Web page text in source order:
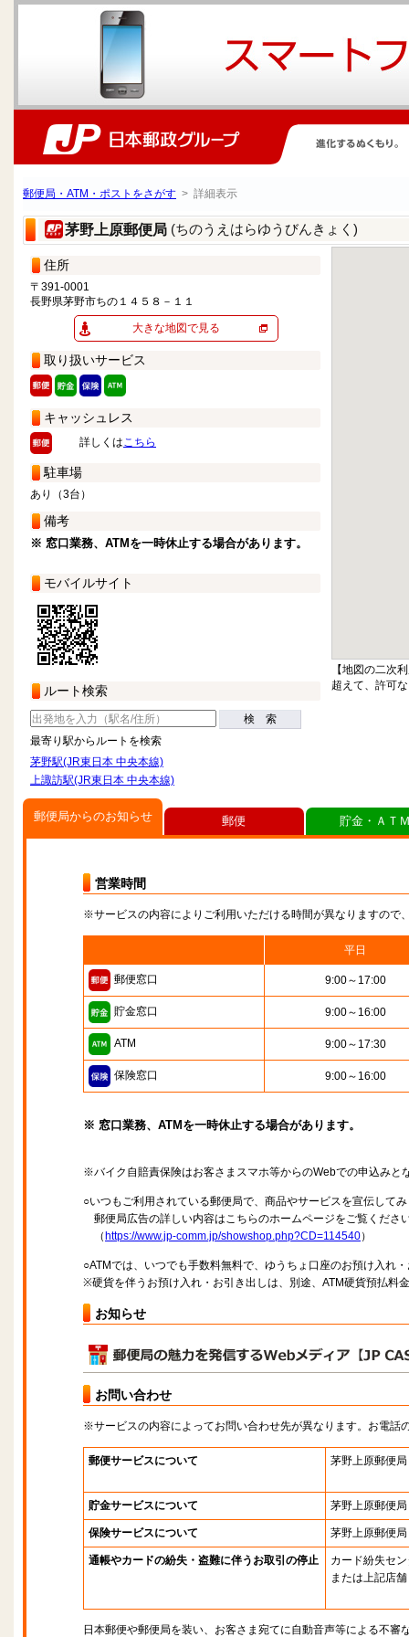
郵便局・ATM・ポストをさがす > 詳細表示
茅野上原郵便局 (ちのうえはらゆうびんきょく)
住所
〒391-0001
長野県茅野市ちの１４５８－１１
大きな地図で見る
取り扱いサービス
キャッシュレス
詳しくはこちら
駐車場
あり（3台）
備考
※ 窓口業務、ATMを一時休止する場合があります。
モバイルサイト
ルート検索
検 索
最寄り駅からルートを検索
茅野駅(JR東日本 中央本線)
上諏訪駅(JR東日本 中央本線)
【地図の二次
超えて、許可
郵便局からのお知らせ
営業時間
※サービスの内容によりご利用いただける時間が異なりますので
平日
郵便窓口 9:00～17:00
貯金窓口 9:00～16:00
ATM 9:00～17:30
保険窓口 9:00～16:00
※ 窓口業務、ATMを一時休止する場合があります。
※バイク自賠責保険はお客さまスマホ等からのWebでの申込みと
○いつもご利用されている郵便局で、商品やサービスを宣伝して
郵便局広告の詳しい内容はこちらのホームページをご覧くださ
（ https://www.jp-comm.jp/showshop.php?CD=114540）
○ATMでは、いつでも手数料無料で、ゆうちょ口座のお預け入れ
※硬貨を伴うお預け入れ・お引き出しは、別途、ATM硬貨預払料
お知らせ
お問い合わせ
※サービスの内容によってお問い合わせ先が異なります。お電話
郵便サービスについて 茅野上原郵便局
貯金サービスについて 茅野上原郵便局
保険サービスについて 茅野上原郵便局
通帳やカードの紛失・盗難に伴うお取引の停止
カード紛失セ
または上記店舗
日本郵便や郵便局を装い、お客さま宛てに自動音声等による不審
郵便 貯金・ＡＴ